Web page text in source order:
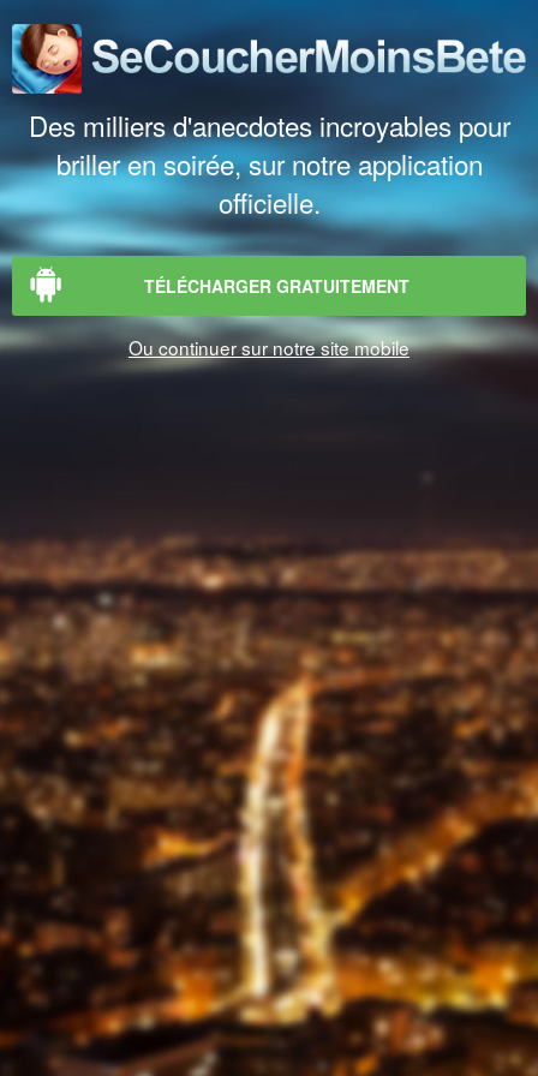
Des milliers d'anecdotes incroyables pour
briller en soirée, sur notre application
officielle.
TÉLÉCHARGER GRATUITEMENT
Ou continuer sur notre site mobile